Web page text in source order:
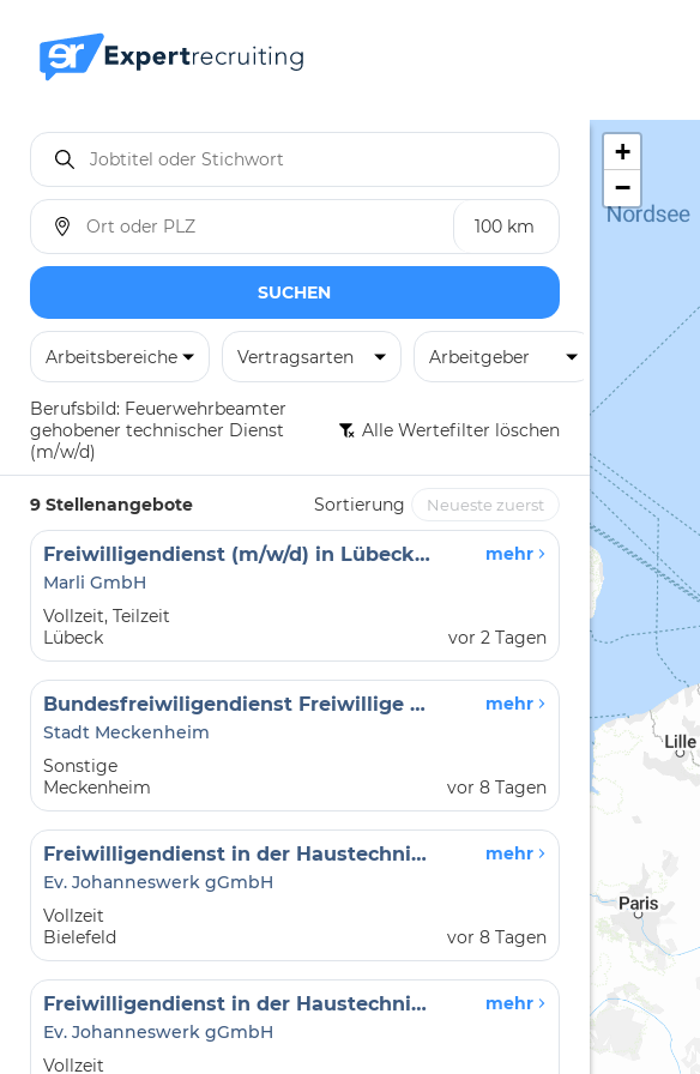
SUCHEN
Arbeitsbereiche Vertragsarten Arbeitgeber
Berufsbild: Feuerwehrbeamter
gehobener technischer Dienst
(m/w/d)
Alle Wertefilter löschen
9 Stellenangebote Sortierung
Freiwilligendienst (m/w/d) in Lübeck (FSJ/BFD)
Marli GmbH
Vollzeit, Teilzeit
Lübeck
mehr
vor 2 Tagen
Bundesfreiwiligendienst Freiwillige Feuerwehr (m/w/d)
Stadt Meckenheim
Sonstige
Meckenheim
mehr
vor 8 Tagen
Freiwilligendienst in der Haustechnik (FSJ/BFD) im Philipp-Melanchthon-Zentrum in Bad Driburg
Ev. Johanneswerk gGmbH
Vollzeit
Bielefeld
mehr
vor 8 Tagen
Freiwilligendienst in der Haustechnik (FSJ/BFD) im Philipp-Melanchthon-Zentrum in Bad Driburg
Ev. Johanneswerk gGmbH
Vollzeit
mehr
+
−